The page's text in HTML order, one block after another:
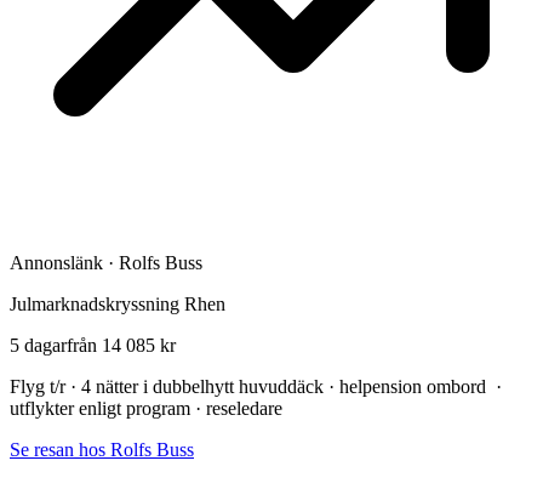
Annonslänk · Rolfs Buss
Julmarknadskryssning Rhen
5 dagarfrån 14 085 kr
Flyg t/r · 4 nätter i dubbelhytt huvuddäck · helpension ombord ·
utflykter enligt program · reseledare
Se resan hos Rolfs Buss